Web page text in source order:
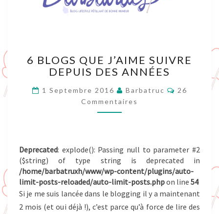
BLOGS
QUE
SUIVRE
DEPUIS
DES
6 BLOGS QUE J’AIME SUIVRE
DEPUIS DES ANNÉES
1 Septembre 2016 Barbatruc
26
Commentaires
Deprecated: explode(): Passing null to parameter #2
($string) of type string is deprecated in
/home/barbatruxh/www/wp-content/plugins/auto-
limit-posts-reloaded/auto-limit-posts.phpon line 54
Si je me suis lancée dans le blogging il y a maintenant
2 mois (et oui déjà !), c’est parce qu’à force de lire des